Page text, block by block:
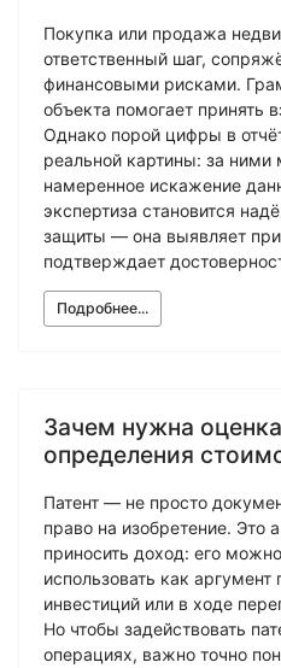
Покупка или продажа
ответственный шаг,
финансовыми рисками.
объекта помогает принять
Однако порой цифры в
реальной картины: за
намеренное искажение
экспертиза становится
защиты — она выявляет
подтверждает
Подробнее...
Зачем нужна
определения
Патент — не просто
право на изобретение. Это
приносить доход: его
использовать как
инвестиций или в ходе
Но чтобы задействовать
операциях, важно точно